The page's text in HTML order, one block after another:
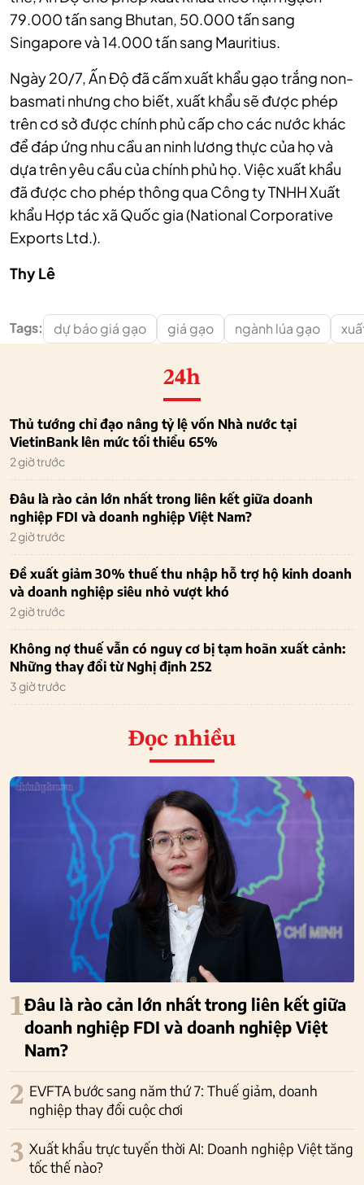
79.000 tấn sang Bhutan, 50.000 tấn sang
Singapore và 14.000 tấn sang Mauritius.
Ngày 20/7, Ấn Độ đã cấm xuất khẩu gạo trắng non-
basmati nhưng cho biết, xuất khẩu sẽ được phép
trên cơ sở được chính phủ cấp cho các nước khác
để đáp ứng nhu cầu an ninh lương thực của họ và
dựa trên yêu cầu của chính phủ họ. Việc xuất khẩu
đã được cho phép thông qua Công ty TNHH Xuất
khẩu Hợp tác xã Quốc gia (National Corporative
Exports Ltd.).
Thy Lê
Tags: dự báo giá gạo giá gạo ngành lúa gạo
24h
Thủ tướng chỉ đạo nâng tỷ lệ vốn Nhà nước tại
VietinBank lên mức tối thiểu 65%
2 giờ trước
Đâu là rào cản lớn nhất trong liên kết giữa doanh
nghiệp FDI và doanh nghiệp Việt Nam?
2 giờ trước
Đề xuất giảm 30% thuế thu nhập hỗ trợ hộ kinh doanh
và doanh nghiệp siêu nhỏ vượt khó
2 giờ trước
Không nợ thuế vẫn có nguy cơ bị tạm hoãn xuất cảnh:
Những thay đổi từ Nghị định 252
3 giờ trước
Đọc nhiều
1Đâu là rào cản lớn nhất trong liên kết giữa
doanh nghiệp FDI và doanh nghiệp Việt
Nam?
2 EVFTA bước sang năm thứ 7: Thuế giảm, doanh
nghiệp thay đổi cuộc chơi
3 Xuất khẩu trực tuyến thời AI: Doanh nghiệp Việt tăng
tốc thế nào?